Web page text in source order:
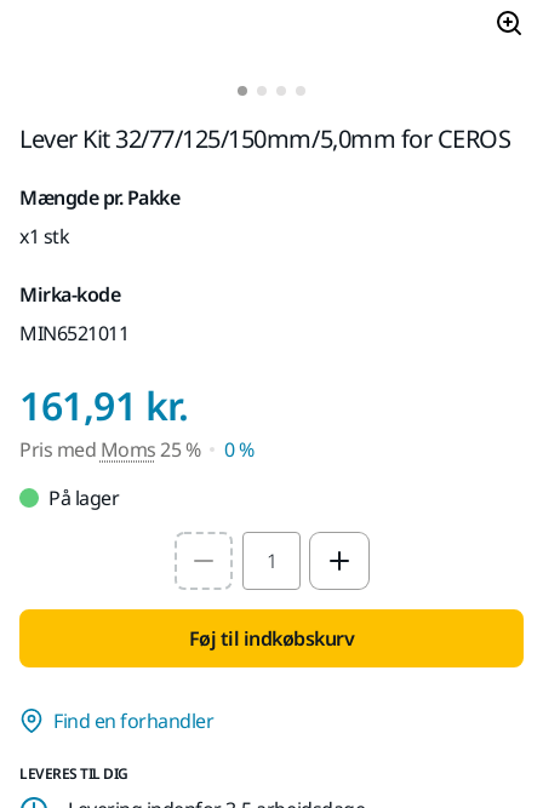
Lever Kit 32/77/125/150mm/5,0mm for CEROS
Mængde pr. Pakke
x1 stk
Mirka-kode
MIN6521011
161,91 kr.
Pris med Moms25 %
0 %
På lager
Select quantity value
Føj til indkøbskurv
Find en forhandler
LEVERES TIL DIG